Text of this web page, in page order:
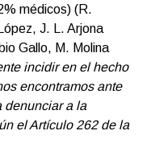
médicos) (R.
J. L. Arjona
Gallo, M. Molina
incidir en el hecho
encontramos ante
denunciar a la
el Artículo 262 de la